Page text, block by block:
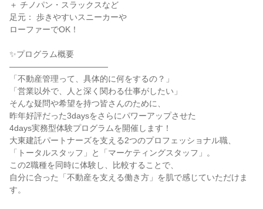
＋ チノパン・スラックスなど
足元： 歩きやすいスニーカーや
ローファーでOK！
✨プログラム概要
――――――――――――
「不動産管理って、具体的に何をするの？」
「営業以外で、人と深く関わる仕事がしたい」
そんな疑問や希望を持つ皆さんのために、
昨年好評だった3daysをさらにパワーアップさせた
4days実務型体験プログラムを開催します！
大東建託パートナーズを支える2つのプロフェッショナル職、
「トータルスタッフ」と「マーケティングスタッフ」。
この2職種を同時に体験し、比較することで、
自分に合った「不動産を支える働き方」を肌で感じていただけま
す。